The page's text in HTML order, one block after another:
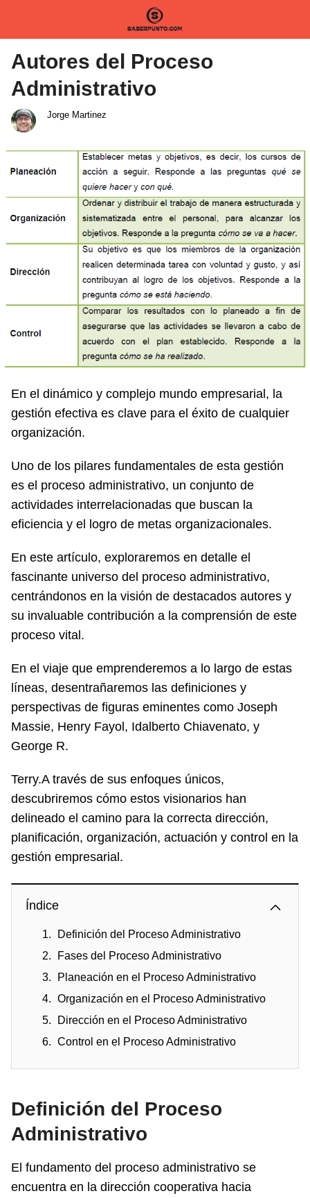
Autores del Proceso
Administrativo
Jorge Martinez
En el dinámico y complejo mundo empresarial, la
gestión efectiva es clave para el éxito de cualquier
organización.
Uno de los pilares fundamentales de esta gestión
es el proceso administrativo, un conjunto de
actividades interrelacionadas que buscan la
eficiencia y el logro de metas organizacionales.
En este artículo, exploraremos en detalle el
fascinante universo del proceso administrativo,
centrándonos en la visión de destacados autores y
su invaluable contribución a la comprensión de este
proceso vital.
En el viaje que emprenderemos a lo largo de estas
líneas, desentrañaremos las definiciones y
perspectivas de figuras eminentes como Joseph
Massie, Henry Fayol, Idalberto Chiavenato, y
George R.
Terry.A través de sus enfoques únicos,
descubriremos cómo estos visionarios han
delineado el camino para la correcta dirección,
planificación, organización, actuación y control en la
gestión empresarial.
Índice
Definición del Proceso Administrativo
Fases del Proceso Administrativo
Planeación en el Proceso Administrativo
Organización en el Proceso Administrativo
Dirección en el Proceso Administrativo
Control en el Proceso Administrativo
Definición del Proceso
Administrativo
El fundamento del proceso administrativo se
encuentra en la dirección cooperativa hacia